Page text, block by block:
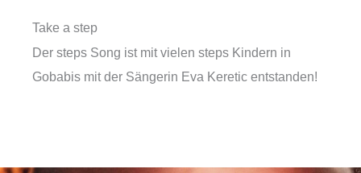
Take a step
Der steps Song ist mit vielen steps Kindern in
Gobabis mit der Sängerin Eva Keretic entstanden!